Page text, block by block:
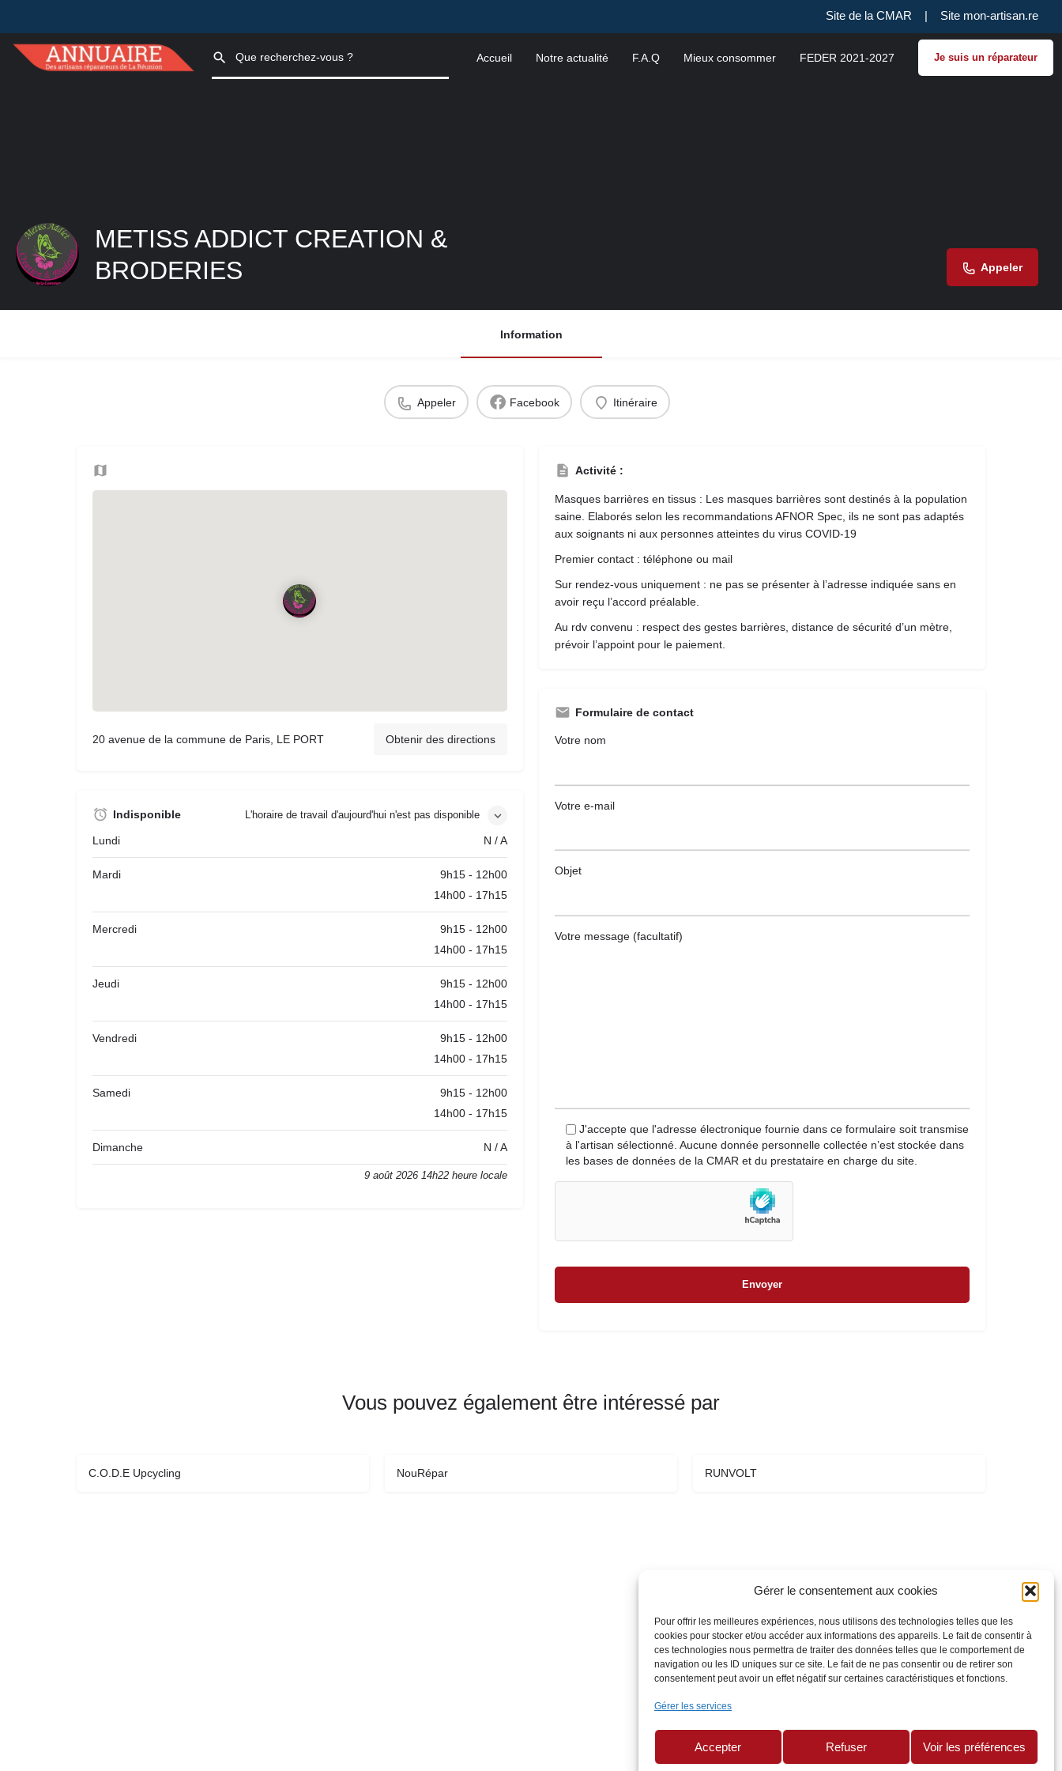
Site de la CMAR | Site mon-artisan.re
Gérer le consentement aux cookies
Pour offrir les meilleures expériences, nous utilisons des technologies telles que les
cookies pour stocker et/ou accéder aux informations des appareils. Le fait de consentir à
ces technologies nous permettra de traiter des données telles que le comportement de
navigation ou les ID uniques sur ce site. Le fait de ne pas consentir ou de retirer son
consentement peut avoir un effet négatif sur certaines caractéristiques et fonctions.
Gérer les services
Accepter Refuser Voir les préférences
Accueil Notre actualité F.A.Q Mieux consommer FEDER 2021-2027 Je suis un réparateur
METISS ADDICT CREATION &
BRODERIES
Appeler
Information
Appeler Facebook Itinéraire
20 avenue de la commune de Paris, LE PORT Obtenir des directions
Indisponible L'horaire de travail d'aujourd'hui n'est pas disponible
Lundi N / A
Mardi
9h15 - 12h00
14h00 - 17h15
Mercredi
9h15 - 12h00
14h00 - 17h15
Jeudi
9h15 - 12h00
14h00 - 17h15
Vendredi
9h15 - 12h00
14h00 - 17h15
Samedi
9h15 - 12h00
14h00 - 17h15
Dimanche N / A
9 août 2026 14h22 heure locale
Activité :
Masques barrières en tissus : Les masques barrières sont destinés à la population
saine. Elaborés selon les recommandations AFNOR Spec, ils ne sont pas adaptés
aux soignants ni aux personnes atteintes du virus COVID-19
Premier contact : téléphone ou mail
Sur rendez-vous uniquement : ne pas se présenter à l’adresse indiquée sans en
avoir reçu l’accord préalable.
Au rdv convenu : respect des gestes barrières, distance de sécurité d’un mètre,
prévoir l’appoint pour le paiement.
Formulaire de contact
Votre nom
Votre e-mail
Objet
Votre message (facultatif)
J'accepte que l'adresse électronique fournie dans ce formulaire soit transmise
à l'artisan sélectionné. Aucune donnée personnelle collectée n’est stockée dans
les bases de données de la CMAR et du prestataire en charge du site.
Vous pouvez également être intéressé par
C.O.D.E Upcycling NouRépar RUNVOLT